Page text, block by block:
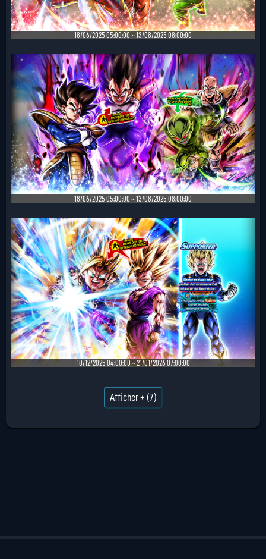
18/06/2025 05:00:00 ~ 13/08/2025 08:00:00
18/06/2025 05:00:00 ~ 13/08/2025 08:00:00
10/12/2025 04:00:00 ~ 21/01/2026 07:00:00
Afficher + (7)